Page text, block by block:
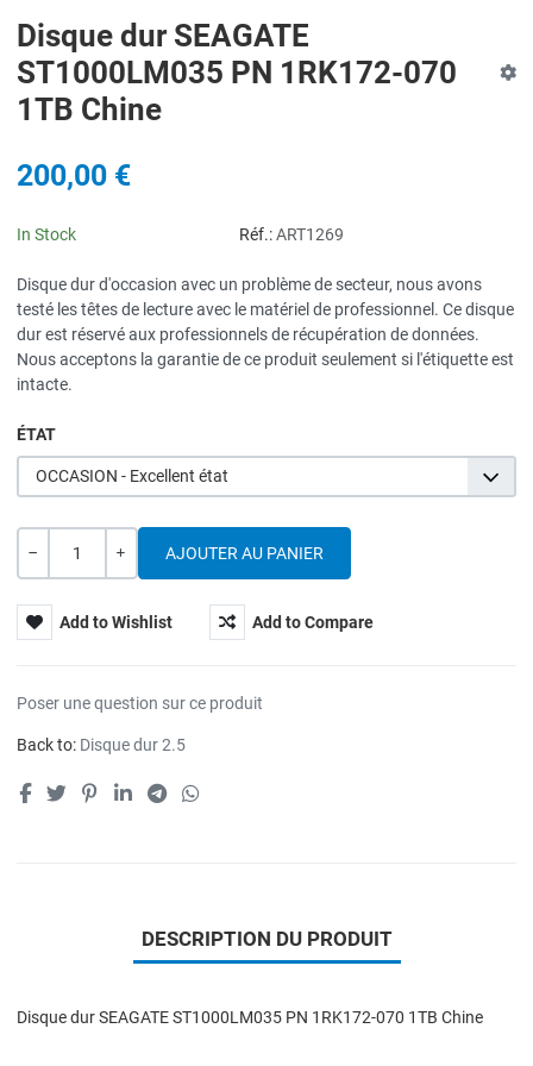
Disque dur SEAGATE
ST1000LM035 PN 1RK172-070
1TB Chine
200,00 €
In Stock Réf.: ART1269
Disque dur d'occasion avec un problème de secteur, nous avons
testé les têtes de lecture avec le matériel de professionnel. Ce disque
dur est réservé aux professionnels de récupération de données.
Nous acceptons la garantie de ce produit seulement si l'étiquette est
intacte.
ÉTAT
OCCASION - Excellent état
Quantité
Add to Wishlist Add to Compare
Poser une question sur ce produit
Back to: Disque dur 2.5
DESCRIPTION DU PRODUIT
Disque dur SEAGATE ST1000LM035 PN 1RK172-070 1TB Chine